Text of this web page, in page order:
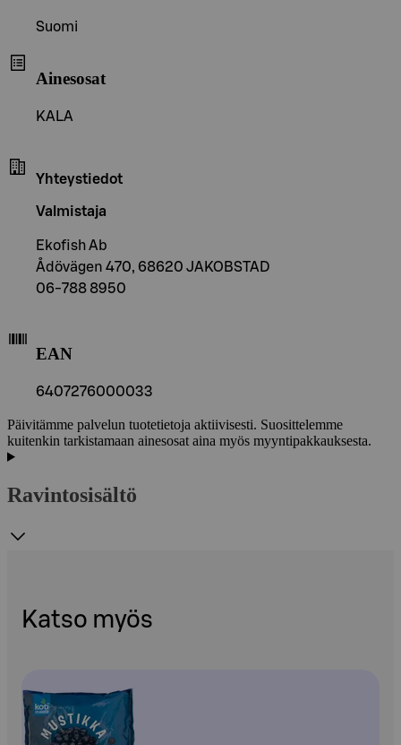
Suomi
Ainesosat
KALA
Yhteystiedot
Valmistaja
Ekofish Ab
Ådövägen 470, 68620 JAKOBSTAD
06-788 8950
EAN
6407276000033
Päivitämme palvelun tuotetietoja aktiivisesti. Suosittelemme
kuitenkin tarkistamaan ainesosat aina myös myyntipakkauksesta.
Ravintosisältö
Katso myös